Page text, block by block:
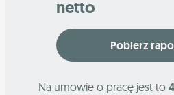
netto
Pobierz
Na umowie o pracę jest to